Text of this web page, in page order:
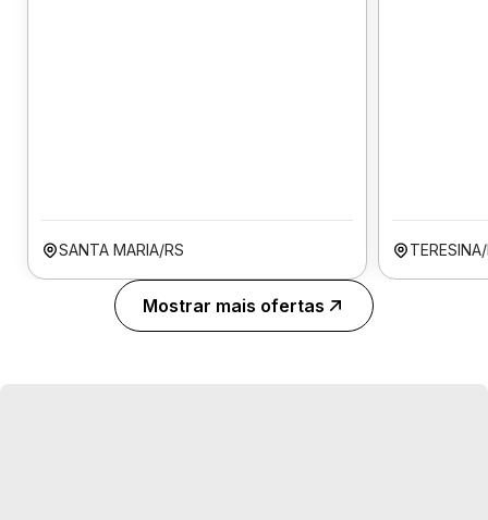
SANTA MARIA/RS
Mostrar mais ofertas